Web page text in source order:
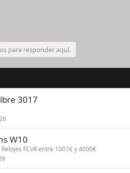
para responder aquí.
3017
W10
FCvR entre 1001€ y 4000€